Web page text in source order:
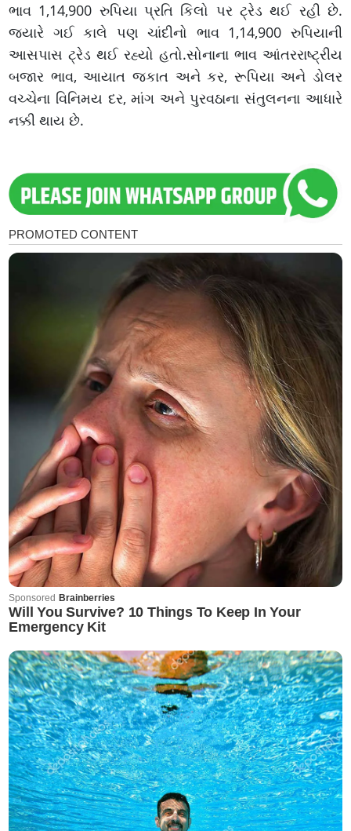
ભાવ 1,14,900 રુપિયા પ્રતિ કિલો પર ટ્રેડ થઈ રહી છે.
જ્યારે ગઈ કાલે પણ ચાંદીનો ભાવ 1,14,900 રુપિયાની
આસપાસ ટ્રેડ થઈ રહ્યો હતો.સોનાના ભાવ આંતરરાષ્ટ્રીય
બજાર ભાવ, આયાત જકાત અને કર, રૂપિયા અને ડોલર
વચ્ચેના વિનિમય દર, માંગ અને પુરવઠાના સંતુલનના આધારે
નક્કી થાય છે.